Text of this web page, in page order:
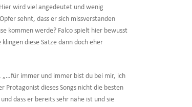
wird viel angedeutet und wenig
sehnt, dass er sich missverstanden
kommen werde? Falco spielt hier bewusst
diese Sätze dann doch eher
„…für immer und immer bist du bei mir, ich
Protagonist dieses Songs nicht die besten
dass er bereits sehr nahe ist und sie